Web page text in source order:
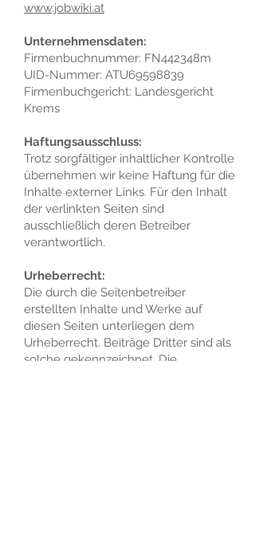
www.jobwiki.at
Unternehmensdaten:
Firmenbuchnummer: FN442348m
UID-Nummer: ATU69598839
Firmenbuchgericht: Landesgericht
Krems
Haftungsausschluss:
Trotz sorgfältiger inhaltlicher Kontrolle
übernehmen wir keine Haftung für die
Inhalte externer Links. Für den Inhalt
der verlinkten Seiten sind
ausschließlich deren Betreiber
verantwortlich.
Urheberrecht:
Die durch die Seitenbetreiber
erstellten Inhalte und Werke auf
diesen Seiten unterliegen dem
Urheberrecht. Beiträge Dritter sind als
solche gekennzeichnet. Die